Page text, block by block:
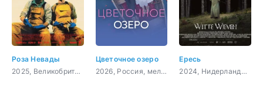
Роза Невады
2025, Великобритания, фантастика, драма
Цветочное озеро
2026, Россия, мелодрама
Ересь
2024, Нидерланды, ужасы, детектив